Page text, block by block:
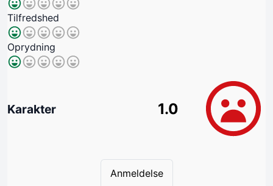
Tilfredshed
Oprydning
Karakter 1.0
Anmeldelse